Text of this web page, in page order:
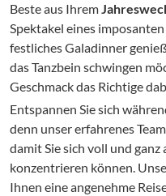
Beste aus Ihrem
Spektakel eines
festliches Galadinner
das Tanzbein schwingen
Geschmack das Richtige
Entspannen Sie sich
denn unser erfahrenes
damit Sie sich voll und
konzentrieren können.
Ihnen eine angenehme